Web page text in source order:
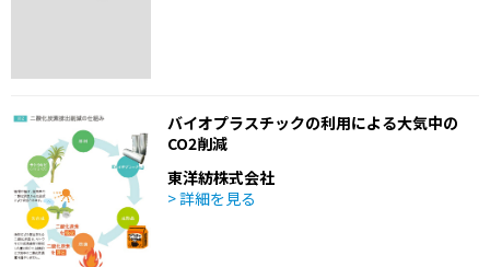
バイオプラスチックの利用による大気中の
CO2削減
東洋紡株式会社
> 詳細を見る